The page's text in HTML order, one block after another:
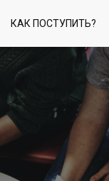
КАК ПОСТУПИТЬ?